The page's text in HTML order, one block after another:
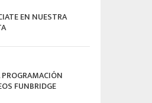
EN NUESTRA
PROGRAMACIÓN
FUNBRIDGE